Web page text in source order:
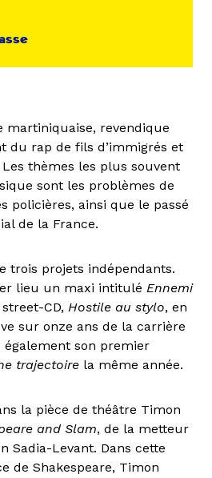
martiniquaise, revendique
du rap de fils d’immigrés et
thèmes les plus souvent
sont les problèmes de
policières, ainsi que le passé
de la France.
trois projets indépendants.
lieu un maxi intitulé Ennemi
CD, Hostile au stylo, en
sur onze ans de la carrière
également son premier
trajectoire la même année.
la pièce de théâtre Timon
and Slam, de la metteur
Sadia-Levant. Dans cette
de Shakespeare, Timon